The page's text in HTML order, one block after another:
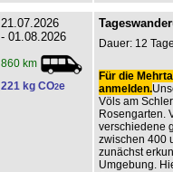
21.07.2026
- 01.08.2026
860 km
221 kg CO2e
Dauer: 12
Für die
anmelden.
Völs am
Rosengarten.
verschiedene
zwischen 400
zunächst
Umgebung.